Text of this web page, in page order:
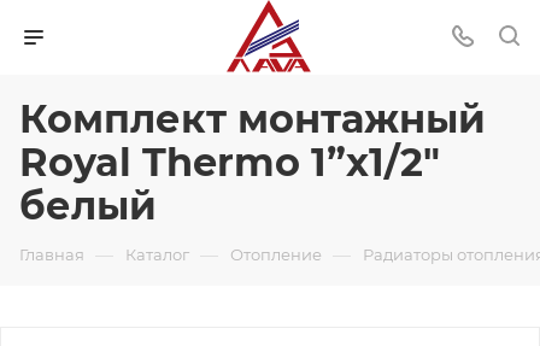
Комплект монтажный
Royal Thermo 1”х1/2"
белый
Главная — Каталог — Отопление — Радиаторы